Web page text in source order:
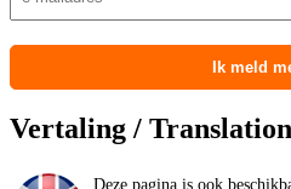
Vertaling / Translation
Deze pagina is ook